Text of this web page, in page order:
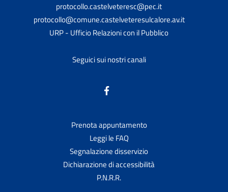
protocollo.castelveteresc@pec.it
protocollo@comune.castelveteresulcalore.av.it
URP - Ufficio Relazioni con il Pubblico
Seguici sui nostri canali
Prenota appuntamento
Leggi le FAQ
Segnalazione disservizio
Dichiarazione di accessibilità
P.N.R.R.